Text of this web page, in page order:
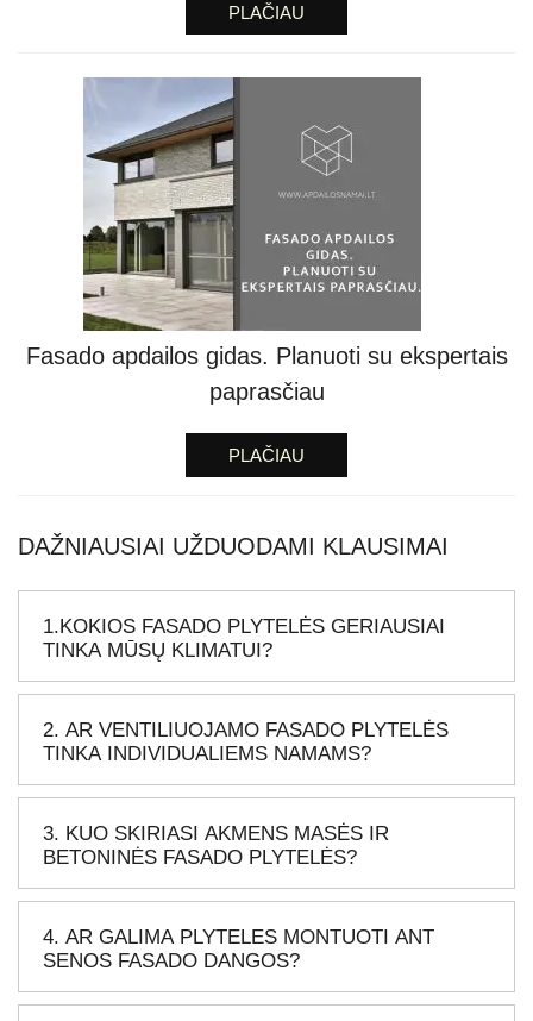
PLAČIAU
Fasado apdailos gidas. Planuoti su ekspertais
paprasčiau
PLAČIAU
DAŽNIAUSIAI UŽDUODAMI KLAUSIMAI
1.KOKIOS FASADO PLYTELĖS GERIAUSIAI
TINKA MŪSŲ KLIMATUI?
2. AR VENTILIUOJAMO FASADO PLYTELĖS
TINKA INDIVIDUALIEMS NAMAMS?
3. KUO SKIRIASI AKMENS MASĖS IR
BETONINĖS FASADO PLYTELĖS?
4. AR GALIMA PLYTELES MONTUOTI ANT
SENOS FASADO DANGOS?